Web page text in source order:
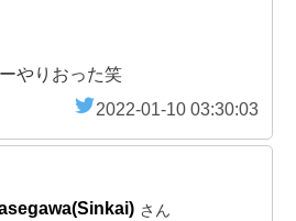
やりおった笑
2022-01-10 03:30:03
さん